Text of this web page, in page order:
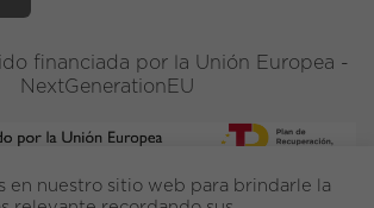
financiada por la Unión Europea -
NextGenerationEU
en nuestro sitio web para brindarle la